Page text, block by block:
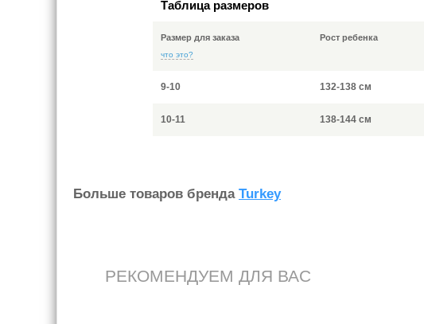
Таблица размеров
Размер для заказа
что это?
Рост ребенка
9-10 132-138 см
10-11 138-144 см
Больше товаров бренда Turkey
РЕКОМЕНДУЕМ ДЛЯ ВАС